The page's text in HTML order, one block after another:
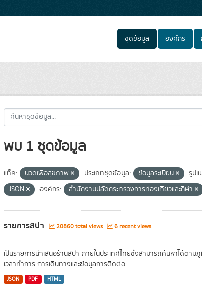
ชุดข้อมูล องค์กร
พบ 1 ชุดข้อมูล
แท็ค: นวดเพื่อสุขภาพ ประเภทชุดข้อมูล: ข้อมูลระเบียน รูปแ
JSON
องค์กร: สำนักงานปลัดกระทรวงการท่องเที่ยวและกีฬา
รายการสปา 20860 total views 6 recent views
เป็นรายการนำเสนอร้านสปา ภายในประเทศไทยซึ่งสามารถค้นหาได้ต
เวลาทำการ การเดินทางและข้อมูลการติดต่อ
JSON PDF HTML